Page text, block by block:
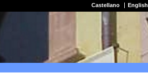
Castellano English